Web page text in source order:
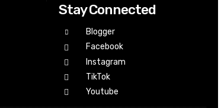
Stay Connected
Blogger
Facebook
Instagram
TikTok
Youtube